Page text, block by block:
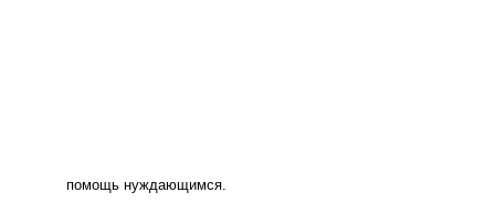
помощь нуждающимся.